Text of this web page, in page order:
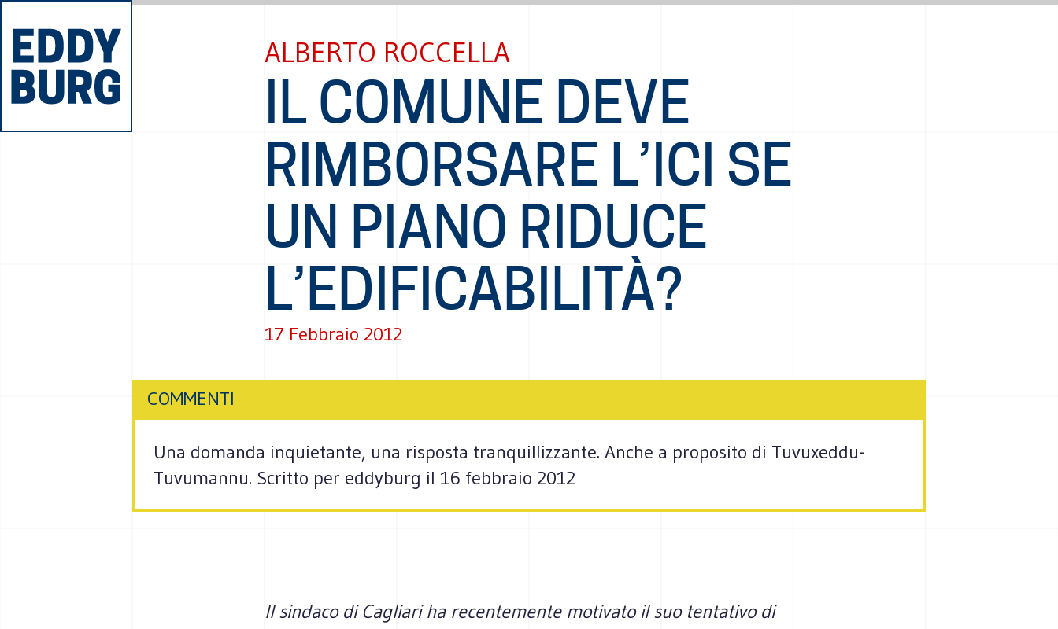
ALBERTO ROCCELLA
IL COMUNE DEVE
RIMBORSARE L’ICI SE
UN PIANO RIDUCE
L’EDIFICABILITÀ?
17 Febbraio 2012
COMMENTI
Una domanda inquietante, una risposta tranquillizzante. Anche a proposito di Tuvuxeddu-
Tuvumannu. Scritto per eddyburg il 16 febbraio 2012
Il sindaco di Cagliari ha recentemente motivato il suo tentativo di